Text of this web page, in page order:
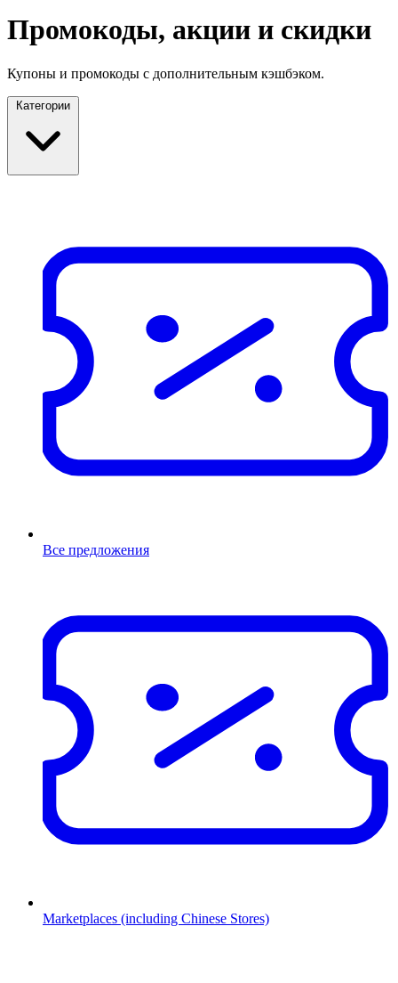
Промокоды, акции и скидки
Купоны и промокоды с дополнительным кэшбэком.
Категории
Все предложения
Marketplaces (including Chinese Stores)